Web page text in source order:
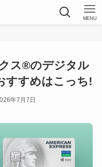
MENU
ス®のデジタル
すすめはこっち!
年7月7日